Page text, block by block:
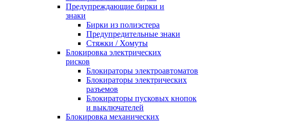
Предупреждающие бирки и
знаки
Бирки из полиэстера
Предупредительные знаки
Стяжки / Хомуты
Блокировка электрических
рисков
Блокираторы электроавтоматов
Блокираторы электрических
разъемов
Блокираторы пусковых кнопок
и выключателей
Блокировка механических